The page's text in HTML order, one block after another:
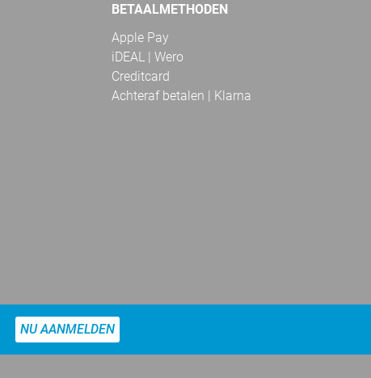
BETAALMETHODEN
Apple Pay
iDEAL | Wero
Creditcard
Achteraf betalen | Klarna
NU AANMELDEN